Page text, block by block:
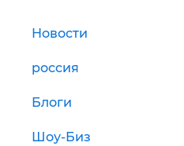
Новости
россия
Блоги
Шоу-Биз